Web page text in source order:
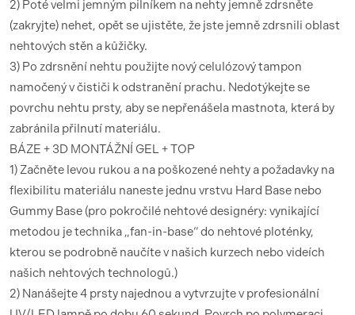
2) Poté velmi jemným pilníkem na nehty jemně zdrsněte
(zakryjte) nehet, opět se ujistěte, že jste jemně zdrsnili oblast
nehtových stěn a kůžičky.
3) Po zdrsnění nehtu použijte nový celulózový tampon
namočený v čističi k odstranění prachu. Nedotýkejte se
povrchu nehtu prsty, aby se nepřenášela mastnota, která by
zabránila přilnutí materiálu.
BÁZE + 3D MONTÁŽNÍ GEL + TOP
1) Začněte levou rukou a na poškozené nehty a požadavky na
flexibilitu materiálu naneste jednu vrstvu Hard Base nebo
Gummy Base (pro pokročilé nehtové designéry: vynikající
metodou je technika „fan-in-base“ do nehtové ploténky,
kterou se podrobně naučíte v našich kurzech nebo videích
našich nehtových technologů.)
2) Nanášejte 4 prsty najednou a vytvrzujte v profesionální